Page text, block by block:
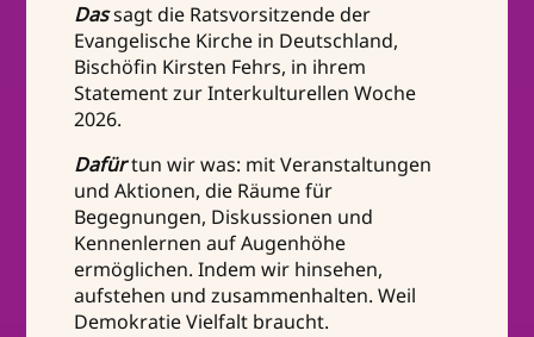
Dassagt die Ratsvorsitzende der
Evangelische Kirche in Deutschland,
Bischöfin Kirsten Fehrs, in ihrem
Statement zur Interkulturellen Woche
2026.
Dafürtun wir was: mit Veranstaltungen
und Aktionen, die Räume für
Begegnungen, Diskussionen und
Kennenlernen auf Augenhöhe
ermöglichen. Indem wir hinsehen,
aufstehen und zusammenhalten. Weil
Demokratie Vielfalt braucht.